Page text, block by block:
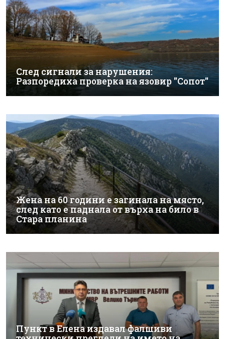
След сигнали за нарушения:
Разпоредиха проверка на язовир "Сопот"
Жена на 60 години е загинала на място,
след като е паднала от върха на било в
Стара планина
Пункт в Елена издавал фалшиви